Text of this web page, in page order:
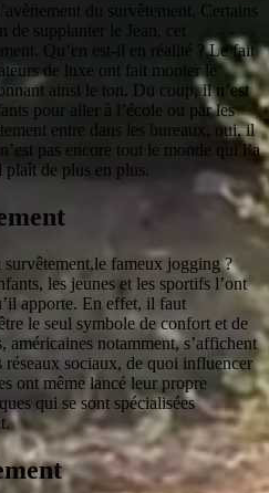
du survêtement. Certains
de supplanter le Jean, cet
Qu’en est-il en réalité ? Le fait
de luxe ont fait monter le
ainsi le ton. Du coup, il n’est
pour aller à l’école ou par les
entre dans les bureaux, oui, il
pas encore tout le monde qui l’a
plaît de plus en plus.
fameux jogging ?
les jeunes et les sportifs l’ont
apporte. En effet, il faut
le seul symbole de confort et de
américaines notamment, s’affichent
réseaux sociaux, de quoi influencer
ont même lancé leur propre
qui se sont spécialisées